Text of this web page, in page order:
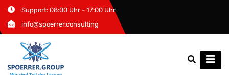
Support: 08:00 Uhr - 17:00 Uhr
info@spoerrer.consulting